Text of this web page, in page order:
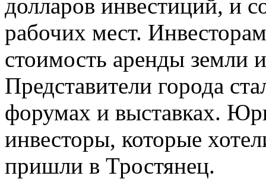
долларов инвестиций, и
рабочих мест.
стоимость аренды земли
Представители города
форумах и выставках.
инвесторы, которые
пришли в Тростянец.